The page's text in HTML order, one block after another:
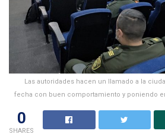
Las autoridades hacen un llamado a la
fecha con buen comportamiento y poniendo
0
SHARES